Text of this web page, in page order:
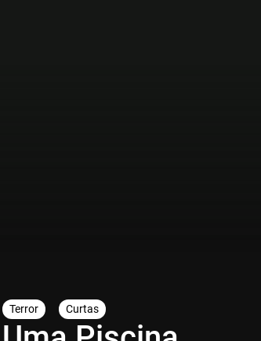
Terror Curtas